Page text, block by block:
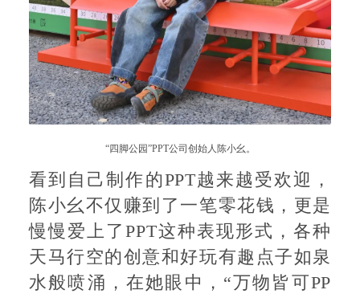
“四脚公园”PPT公司创始人陈小幺。
看到自己制作的PPT越来越受欢迎，
陈小幺不仅赚到了一笔零花钱，更是
慢慢爱上了PPT这种表现形式，各种
天马行空的创意和好玩有趣点子如泉
水般喷涌，在她眼中，“万物皆可PP